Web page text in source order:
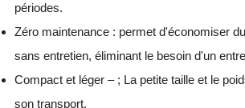
périodes.
Zéro maintenance : permet d'économiser
sans entretien, éliminant le besoin d'un
Compact et léger – ; La petite taille et le
son transport.